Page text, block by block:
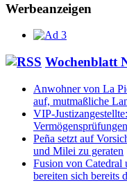
Werbeanzeigen
Wochenblatt
Anwohner von La
auf, mutmaßliche
VIP-
Peña setzt auf
und Milei zu geraten
Fusion von Catedral
bereiten sich bereits